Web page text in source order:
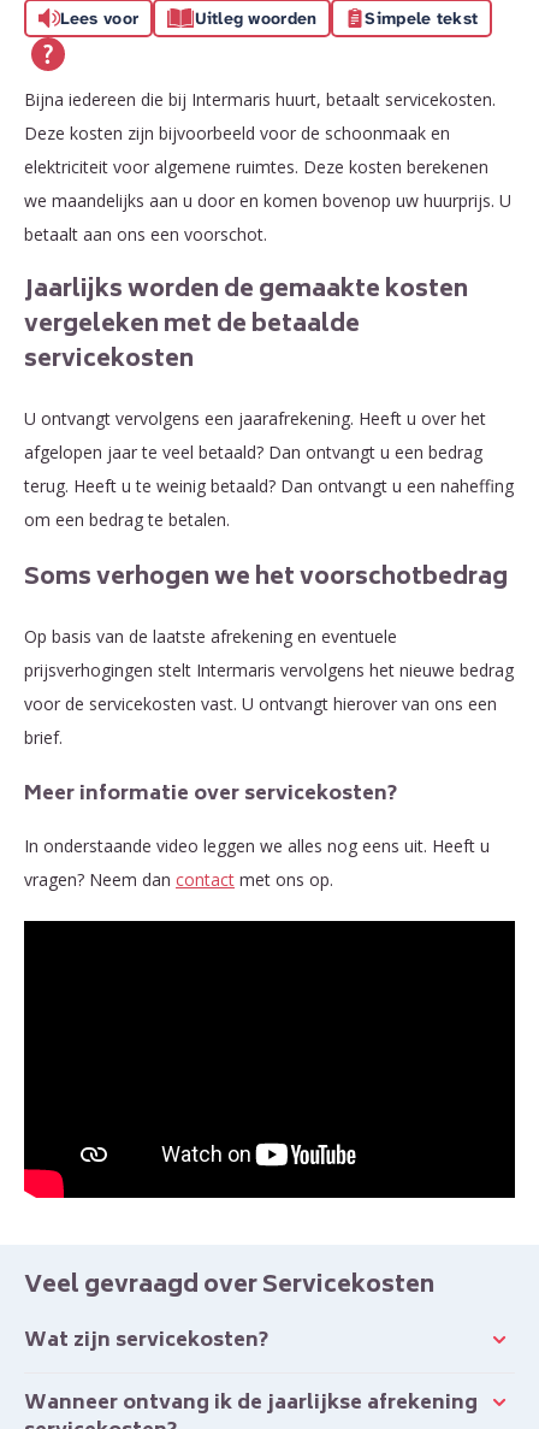
Lees voor Uitleg woorden Simpele tekst
Bijna iedereen die bij Intermaris huurt, betaalt servicekosten.
Deze kosten zijn bijvoorbeeld voor de schoonmaak en
elektriciteit voor algemene ruimtes. Deze kosten berekenen
we maandelijks aan u door en komen bovenop uw huurprijs. U
betaalt aan ons een voorschot.
Jaarlijks worden de gemaakte kosten
vergeleken met de betaalde
servicekosten
U ontvangt vervolgens een jaarafrekening. Heeft u over het
afgelopen jaar te veel betaald? Dan ontvangt u een bedrag
terug. Heeft u te weinig betaald? Dan ontvangt u een naheffing
om een bedrag te betalen.
Soms verhogen we het voorschotbedrag
Op basis van de laatste afrekening en eventuele
prijsverhogingen stelt Intermaris vervolgens het nieuwe bedrag
voor de servicekosten vast. U ontvangt hierover van ons een
brief.
Meer informatie over servicekosten?
In onderstaande video leggen we alles nog eens uit. Heeft u
vragen? Neem dan contact met ons op.
Veel gevraagd over Servicekosten
Wat zijn servicekosten?
Wanneer ontvang ik de jaarlijkse afrekening